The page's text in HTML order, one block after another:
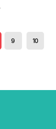
9 10